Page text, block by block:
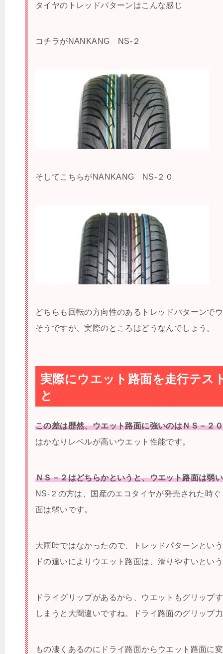
タイヤのトレッドパターンはこんな感じ
コチラがNANKANG NS-２
そしてこちらがNANKANG NS-２０
どちらも回転の方向性のあるトレッドパターンで
そうですが、実際のところはどうなんでしょう。
実際にウエット路面を走行テス
と
この差は歴然、ウエット路面に強いのはＮＳ－２
はかなりレベルが高いウエット性能です。
ＮＳ－２はどちらかというと、ウエット路面は弱
NS-２の方は、国産のエコタイヤが発売された時
面は弱いです。
大雨時ではなかったので、トレッドパターンとい
ドの違いによりウエット路面は、滑りやすいとい
ドライグリップがあるから、ウエットもグリップ
しまうと大間違いですね。ドライ路面のグリップ
もの凄くあるのにドライ路面からウエット路面に